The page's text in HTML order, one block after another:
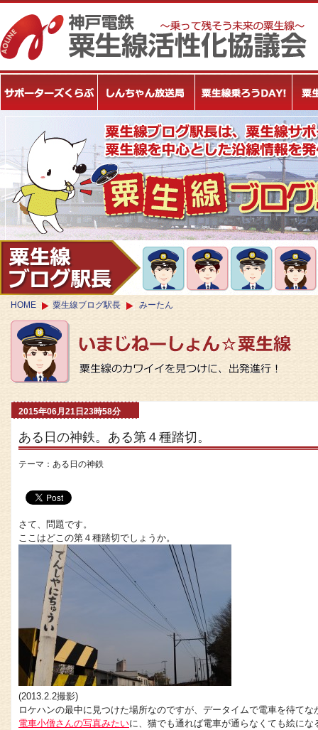
HOME 粟生線ブログ駅長 みーたん
2015年06月21日23時58分
ある日の神鉄。ある第４種踏切。
テーマ： ある日の神鉄
さて、問題です。
ここはどこの第４種踏切でしょうか。
(2013.2.2撮影)
ロケハンの最中に見つけた場所なのですが、データイムで電車を待て
電車小僧さんの写真みたいに、猫でも通れば電車が通らなくても絵に